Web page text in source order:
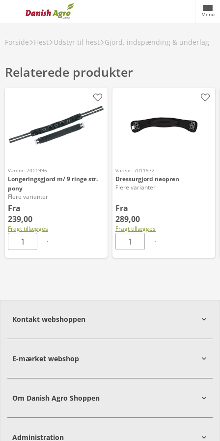
Menu
Forside Hest Udstyr til hest Gjord, indspænding & underlag
Relaterede produkter
Varenr. 7011996
Longeringsgjord m/ 9 ringe str.
pony
Flere varianter
Fra
239,00
Fragt tillægges
Varenr. 7011972
Dressurgjord neopren
Flere varianter
Fra
289,00
Fragt tillægges
Kontakt webshoppen
E-mærket webshop
Om Danish Agro Shoppen
Administration